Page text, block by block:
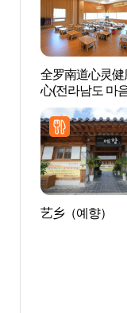
全罗南道心灵健
心(전라남도 마
유센터)
艺乡（예향）